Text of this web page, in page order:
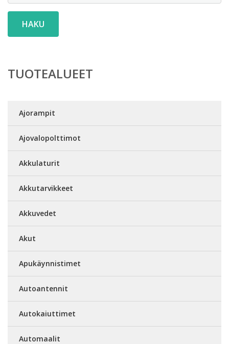
HAKU
TUOTEALUEET
Ajorampit
Ajovalopolttimot
Akkulaturit
Akkutarvikkeet
Akkuvedet
Akut
Apukäynnistimet
Autoantennit
Autokaiuttimet
Automaalit